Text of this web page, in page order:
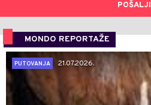
POŠALJI
MONDO REPORTAŽE
PUTOVANJA
21.07.2026.